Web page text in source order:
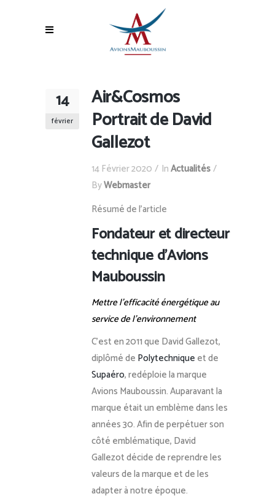
14
février
Air&Cosmos
Portrait de David
Gallezot
14 Février 2020 InActualités
ByWebmaster
Résumé de l’article
Fondateur et directeur
technique d’Avions
Mauboussin
Mettre l’efficacité énergétique au
service de l’environnement
C’est en 2011 que David Gallezot,
diplôméde Polytechnique et de
Supaéro, redéploie la marque
Avions Mauboussin. Auparavant la
marque était un emblème dans les
années 30. Afin de perpétuer son
côté emblématique, David
Gallezot décide de reprendre les
valeurs de la marque et de les
adapter à notre époque.